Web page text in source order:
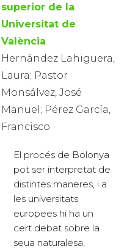
superior de la
Universitat de
València
Hernández Lahiguera,
Laura; Pastor
Monsálvez, José
Manuel; Pérez García,
Francisco
El procés de Bolonya
pot ser interpretat de
distintes maneres, i a
les universitats
europees hi ha un
cert debat sobre la
seua naturalesa,